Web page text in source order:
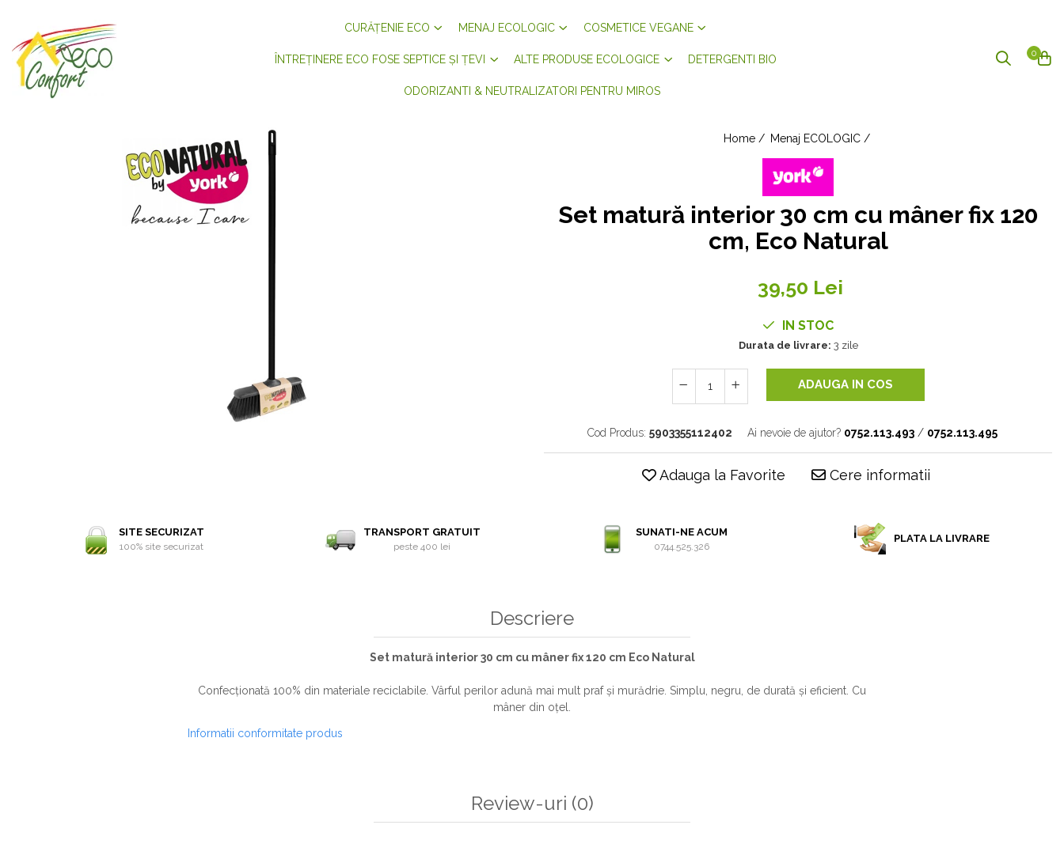
CURĂȚENIE ECO MENAJ ECOLOGIC COSMETICE VEGANE
ÎNTREȚINERE ECO FOSE SEPTICE ȘI ȚEVI ALTE PRODUSE ECOLOGICE DETERGENTI BIO
ODORIZANTI & NEUTRALIZATORI PENTRU MIROS
0
Home / Menaj ECOLOGIC /
Set matură interior 30 cm cu mâner fix 120
cm, Eco Natural
39,50 Lei
IN STOC
Durata de livrare: 3 zile
ADAUGA IN COS
Cod Produs: 5903355112402 Ai nevoie de ajutor? 0752.113.493 / 0752.113.495
Adauga la Favorite Cere informatii
SITE SECURIZAT
100% site securizat
TRANSPORT GRATUIT
peste 400 lei
SUNATI-NE ACUM
0744.525.326
PLATA LA LIVRARE
Descriere
Set matură interior 30 cm cu mâner fix 120 cm Eco Natural
Confecționată 100% din materiale reciclabile. Vârful perilor adună mai mult praf și murădrie. Simplu, negru, de durată și eficient. Cu
mâner din oțel.
Informatii conformitate produs
Review-uri (0)